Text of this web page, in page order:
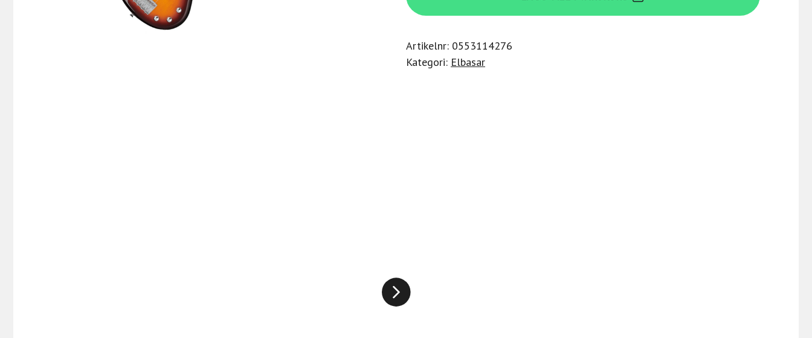
BS
Artikelnr: 0553114276
Kategori: Elbasar